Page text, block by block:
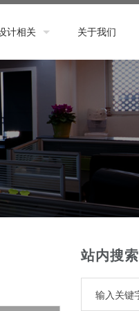
计相关
划
印刷
设计
关于我们
站内搜索